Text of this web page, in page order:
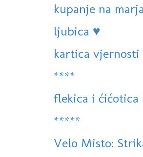
kupanje na
ljubica ♥
kartica vjernosti
****
flekica i ćićotica
*****
Velo Misto: